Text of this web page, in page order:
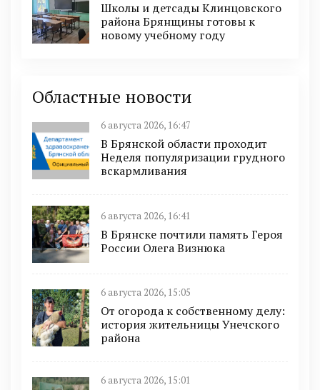
Школы и детсады Клинцовского
района Брянщины готовы к
новому учебному году
Областные новости
6 августа 2026, 16:47
В Брянской области проходит
Неделя популяризации грудного
вскармливания
6 августа 2026, 16:41
В Брянске почтили память Героя
России Олега Визнюка
6 августа 2026, 15:05
От огорода к собственному делу:
история жительницы Унечского
района
6 августа 2026, 15:01